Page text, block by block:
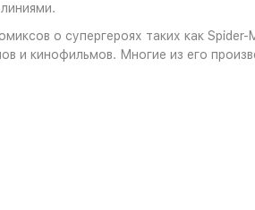
о супергероях таких как
и кинофильмов. Многие из его